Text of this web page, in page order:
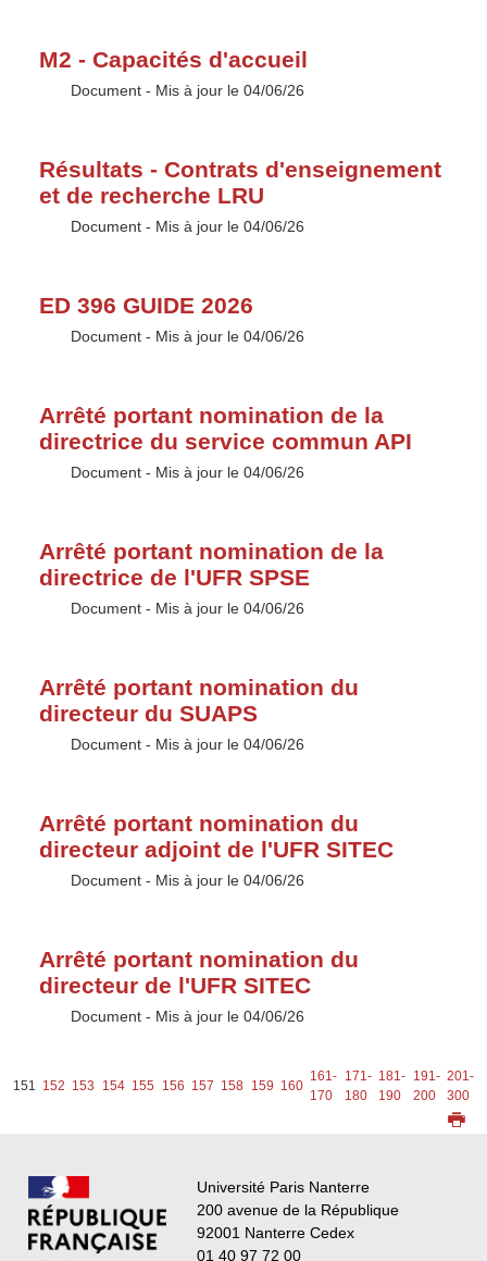
M2 - Capacités d'accueil
Type :
Document - Mis à jour le 04/06/26
Résultats - Contrats d'enseignement
et de recherche LRU
Type :
Document - Mis à jour le 04/06/26
ED 396 GUIDE 2026
Type :
Document - Mis à jour le 04/06/26
Arrêté portant nomination de la
directrice du service commun API
Type :
Document - Mis à jour le 04/06/26
Arrêté portant nomination de la
directrice de l'UFR SPSE
Type :
Document - Mis à jour le 04/06/26
Arrêté portant nomination du
directeur du SUAPS
Type :
Document - Mis à jour le 04/06/26
Arrêté portant nomination du
directeur adjoint de l'UFR SITEC
Type :
Document - Mis à jour le 04/06/26
Arrêté portant nomination du
directeur de l'UFR SITEC
Type :
Document - Mis à jour le 04/06/26
151 152 153 154 155 156 157 158 159 160
161-
170
171-
180
181-
190
191-
200
201-
300
Université Paris Nanterre
200 avenue de la République
92001 Nanterre Cedex
01 40 97 72 00